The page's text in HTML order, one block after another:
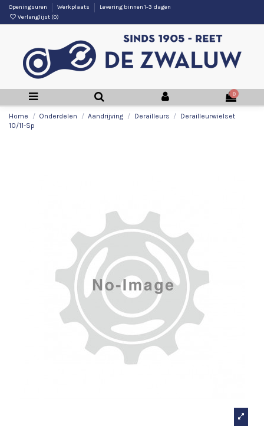
Openingsuren Werkplaats
Levering binnen 1-3 dagen
Verlanglijst (0)
0
Home Onderdelen Aandrijving Derailleurs
Derailleurwielset
10/11-Sp